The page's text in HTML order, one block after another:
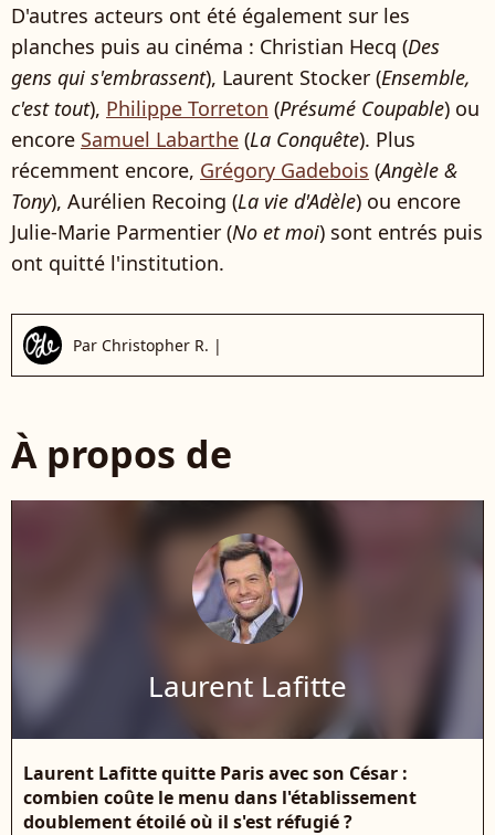
D'autres acteurs ont été également sur les
planches puis au cinéma : Christian Hecq (Des
gens qui s'embrassent), Laurent Stocker (Ensemble,
c'est tout), Philippe Torreton (Présumé Coupable) ou
encore Samuel Labarthe (La Conquête). Plus
récemment encore, Grégory Gadebois (Angèle &
Tony), Aurélien Recoing (La vie d'Adèle) ou encore
Julie-Marie Parmentier (No et moi) sont entrés puis
ont quitté l'institution.
Par Christopher R. |
À propos de
Laurent Lafitte
Laurent Lafitte quitte Paris avec son César :
combien coûte le menu dans l'établissement
doublement étoilé où il s'est réfugié ?